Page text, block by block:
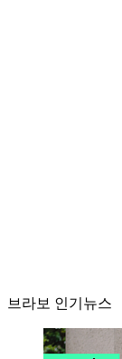
브라보 인기뉴스